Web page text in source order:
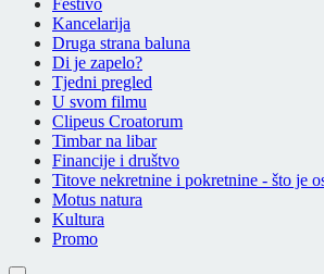
Festivo
Kancelarija
Druga strana baluna
Di je zapelo?
Tjedni pregled
U svom filmu
Clipeus Croatorum
Timbar na libar
Financije i društvo
Titove nekretnine i pokretnine - što je
Motus natura
Kultura
Promo